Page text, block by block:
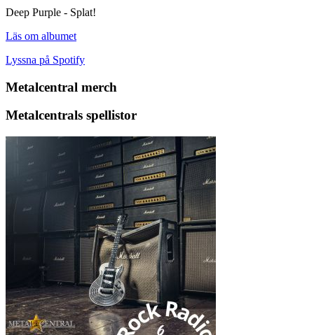
Deep Purple - Splat!
Läs om albumet
Lyssna på Spotify
Metalcentral merch
Metalcentrals spellistor